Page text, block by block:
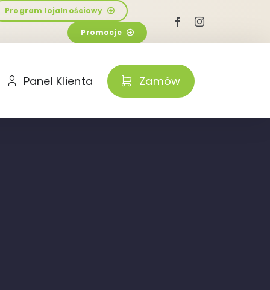
Program lojalnościowy
Promocje
Panel Klienta Zamów